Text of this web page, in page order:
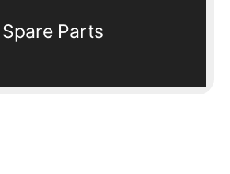
Spare Parts